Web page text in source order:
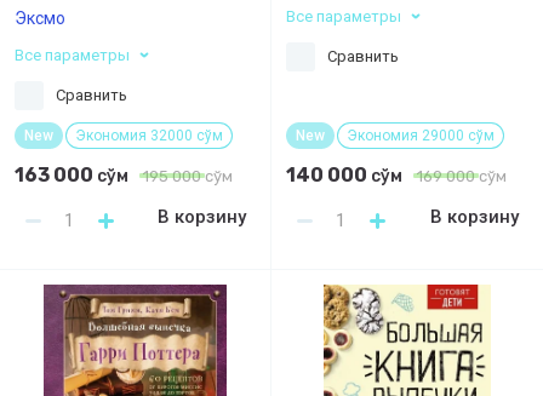
Эксмо
Все параметры
Сравнить
New Экономия 32000 сўм
163 000 сўм 195 000сўм
В корзину
Все параметры
Сравнить
New Экономия 29000 сўм
140 000 сўм 169 000сўм
В корзину